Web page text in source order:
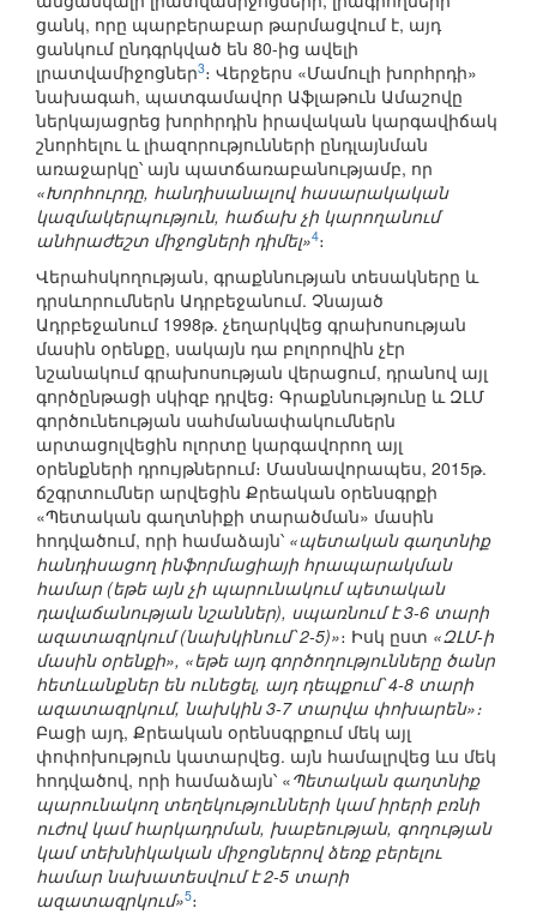
ցանկ, որը պարբերաբար թարմացվում է, այդ
ցանկում ընդգրկված են 80-ից ավելի
լրատվամիջոցներ3։ Վերջերս «Մամուլի խորհրդի»
նախագահ, պատգամավոր Աֆլաթուն Ամաշովը
ներկայացրեց խորհրդին իրավական կարգավիճակ
շնորհելու և լիազորությունների ընդլայնման
առաջարկը՝ այն պատճառաբանությամբ, որ
«Խորհուրդը, հանդիսանալով հասարակական
կազմակերպություն, հաճախ չի կարողանում
անհրաժեշտ միջոցների դիմել»4։
Վերահսկողության, գրաքննության տեսակները և
դրսևորումներն Ադրբեջանում. Չնայած
Ադրբեջանում 1998թ. չեղարկվեց գրախոսության
մասին օրենքը, սակայն դա բոլորովին չէր
նշանակում գրախոսության վերացում, դրանով այլ
գործընթացի սկիզբ դրվեց։ Գրաքննությունը և ԶԼՄ
գործունեության սահմանափակումներն
արտացոլվեցին ոլորտը կարգավորող այլ
օրենքների դրույթներում։ Մասնավորապես, 2015թ.
ճշգրտումներ արվեցին Քրեական օրենսգրքի
«Պետական գաղտնիքի տարածման» մասին
հոդվածում, որի համաձայն՝ «պետական գաղտնիք
հանդիսացող ինֆորմացիայի հրապարակման
համար (եթե այն չի պարունակում պետական
դավաճանության նշաններ), սպառնում է 3-6 տարի
ազատազրկում (նախկինում՝ 2-5)»։ Իսկ ըստ «ԶԼՄ-ի
մասին օրենքի», «եթե այդ գործողությունները ծանր
հետևանքներ են ունեցել, այդ դեպքում՝ 4-8 տարի
ազատազրկում, նախկին 3-7 տարվա փոխարեն»։
Բացի այդ, Քրեական օրենսգրքում մեկ այլ
փոփոխություն կատարվեց. այն համալրվեց ևս մեկ
հոդվածով, որի համաձայն՝ «Պետական գաղտնիք
պարունակող տեղեկությունների կամ իրերի բռնի
ուժով կամ հարկադրման, խաբեության, գողության
կամ տեխնիկական միջոցներով ձեռք բերելու
համար նախատեսվում է 2-5 տարի
ազատազրկում»5։